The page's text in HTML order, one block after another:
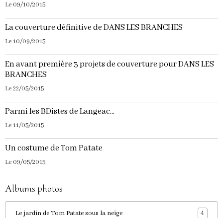
Le 09/10/2015
La couverture définitive de DANS LES BRANCHES
Le 10/09/2015
En avant première 3 projets de couverture pour DANS LES
BRANCHES
Le 22/05/2015
Parmi les BDistes de Langeac...
Le 11/05/2015
Un costume de Tom Patate
Le 09/05/2015
Albums photos
Le jardin de Tom Patate sous la neige 4